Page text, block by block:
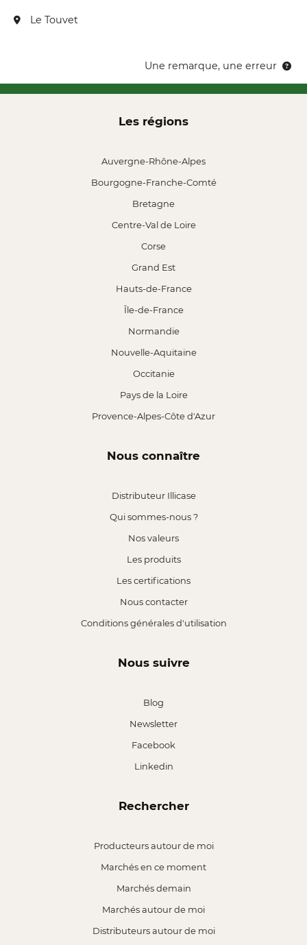
Le Touvet
Une remarque, une erreur
Les régions
Auvergne-Rhône-Alpes
Bourgogne-Franche-Comté
Bretagne
Centre-Val de Loire
Corse
Grand Est
Hauts-de-France
Île-de-France
Normandie
Nouvelle-Aquitaine
Occitanie
Pays de la Loire
Provence-Alpes-Côte d'Azur
Nous connaître
Distributeur Illicase
Qui sommes-nous ?
Nos valeurs
Les produits
Les certifications
Nous contacter
Conditions générales d'utilisation
Nous suivre
Blog
Newsletter
Facebook
Linkedin
Rechercher
Producteurs autour de moi
Marchés en ce moment
Marchés demain
Marchés autour de moi
Distributeurs autour de moi